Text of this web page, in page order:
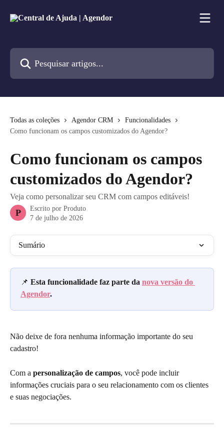
Todas as coleções Agendor CRM
Funcionalidades
Como funcionam os campos customizados do Agendor?
Como funcionam os campos
customizados do Agendor?
Veja como personalizar seu CRM com campos editáveis!
P Escrito por Produto
7 de julho de 2026
Sumário
📌 Esta funcionalidade faz parte da nova versão do
Agendor.
Não deixe de fora nenhuma informação importante do seu
cadastro!
Com a personalização de campos, você pode incluir
informações cruciais para o seu relacionamento com os clientes
e suas negociações.